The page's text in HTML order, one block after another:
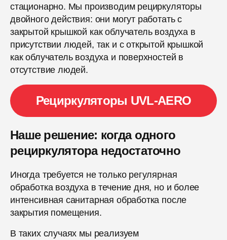
стационарно. Мы производим рециркуляторы
двойного действия: они могут работать с
закрытой крышкой как облучатель воздуха в
присутствии людей, так и с открытой крышкой
как облучатель воздуха и поверхностей в
отсутствие людей.
Рециркуляторы UVL-AERO
Наше решение: когда одного
рециркулятора недостаточно
Иногда требуется не только регулярная
обработка воздуха в течение дня, но и более
интенсивная санитарная обработка после
закрытия помещения.
В таких случаях мы реализуем